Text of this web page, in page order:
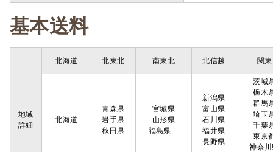
基本送料
北海道 北東北 南東北 北信越 関東
地域
詳細
北海道
青森県
岩手県
秋田県
宮城県
山形県
福島県
新潟県
富山県
石川県
福井県
長野県
茨城
栃木
群馬
埼玉
千葉
東京
神奈